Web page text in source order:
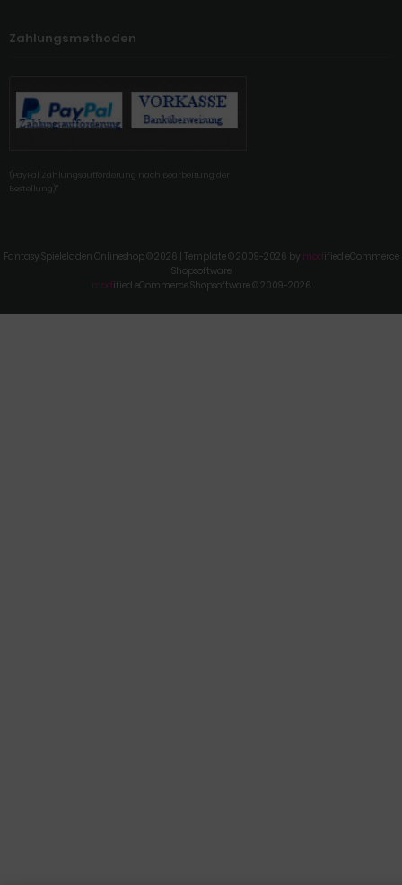
Zahlungsmethoden
'(PayPal Zahlungsaufforderung nach Bearbeitung der
Bestellung)'"
Fantasy Spieleladen Onlineshop © 2026 | Template © 2009-2026 by modified eCommerce
Shopsoftware
modified eCommerce Shopsoftware © 2009-2026